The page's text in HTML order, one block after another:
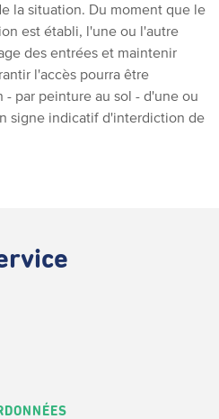
la situation. Du moment que le
est établi, l'une ou l'autre
des entrées et maintenir
l'accès pourra être
par peinture au sol - d'une ou
signe indicatif d'interdiction de